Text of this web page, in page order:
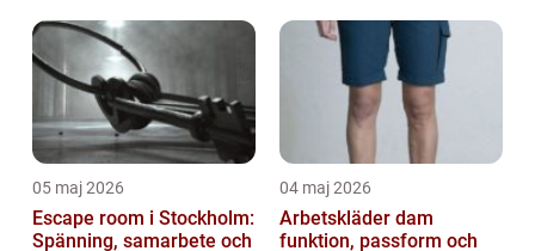
05 maj 2026
Escape room i Stockholm:
Spänning, samarbete och
04 maj 2026
Arbetskläder dam
funktion, passform och